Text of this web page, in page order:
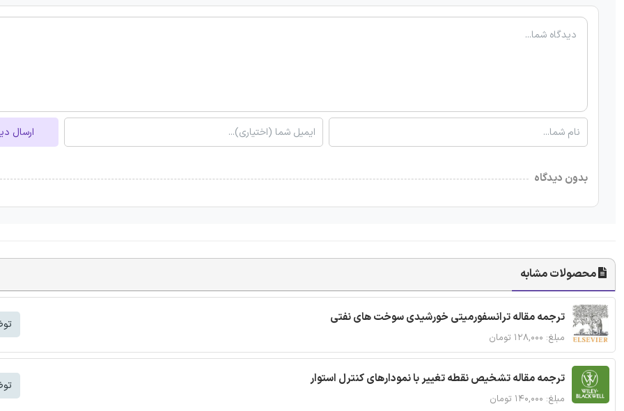
ارسال
بدون دیدگاه
محصولات مشابه
ترجمه مقاله ترانسفورمیتی خورشیدی سوخت های نفتی
مبلغ: ۱۲۸,۰۰۰ تومان
ترجمه مقاله تشخیص نقطه تغییر با نمودارهای کنترل استوار
مبلغ: ۱۴۰,۰۰۰ تومان